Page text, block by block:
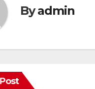
Byadmin